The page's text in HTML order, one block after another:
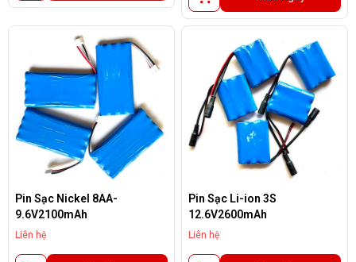
Pin Sạc Nickel 8AA-
9.6V2100mAh
Liên hệ
Pin Sạc Li-ion 3S
12.6V2600mAh
Liên hệ